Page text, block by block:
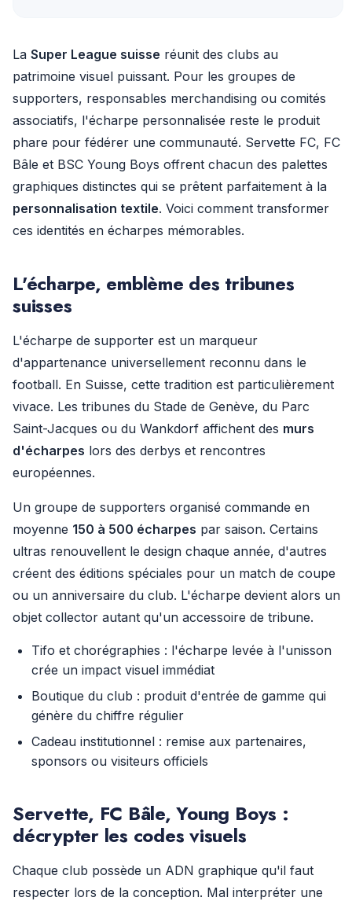
La Super League suisse réunit des clubs au
patrimoine visuel puissant. Pour les groupes de
supporters, responsables merchandising ou comités
associatifs, l'écharpe personnalisée reste le produit
phare pour fédérer une communauté. Servette FC, FC
Bâle et BSC Young Boys offrent chacun des palettes
graphiques distinctes qui se prêtent parfaitement à la
personnalisation textile. Voici comment transformer
ces identités en écharpes mémorables.
L'écharpe, emblème des tribunes
suisses
L'écharpe de supporter est un marqueur
d'appartenance universellement reconnu dans le
football. En Suisse, cette tradition est particulièrement
vivace. Les tribunes du Stade de Genève, du Parc
Saint-Jacques ou du Wankdorf affichent des murs
d'écharpes lors des derbys et rencontres
européennes.
Un groupe de supporters organisé commande en
moyenne 150 à 500 écharpes par saison. Certains
ultras renouvellent le design chaque année, d'autres
créent des éditions spéciales pour un match de coupe
ou un anniversaire du club. L'écharpe devient alors un
objet collector autant qu'un accessoire de tribune.
Tifo et chorégraphies : l'écharpe levée à l'unisson
crée un impact visuel immédiat
Boutique du club : produit d'entrée de gamme qui
génère du chiffre régulier
Cadeau institutionnel : remise aux partenaires,
sponsors ou visiteurs officiels
Servette, FC Bâle, Young Boys :
décrypter les codes visuels
Chaque club possède un ADN graphique qu'il faut
respecter lors de la conception. Mal interpréter une